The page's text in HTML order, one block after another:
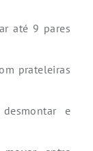
até 9 pares
prateleiras
e